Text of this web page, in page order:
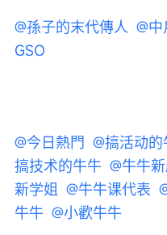
@孫子的末代傳人 @
GSO
@今日熱門 @搞活动的
搞技术的牛牛 @牛牛
新学姐 @牛牛课代表
牛牛 @小歡牛牛